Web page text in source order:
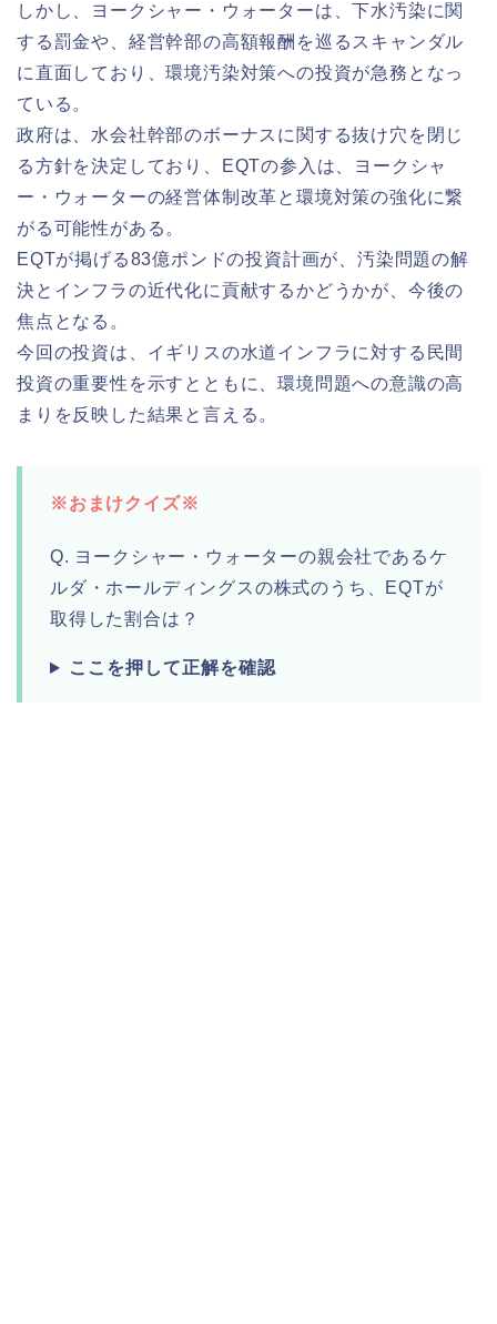
しかし、ヨークシャー・ウォーターは、下水汚染に関
する罰金や、経営幹部の高額報酬を巡るスキャンダル
に直面しており、環境汚染対策への投資が急務となっ
ている。
政府は、水会社幹部のボーナスに関する抜け穴を閉じ
る方針を決定しており、EQTの参入は、ヨークシャ
ー・ウォーターの経営体制改革と環境対策の強化に繋
がる可能性がある。
EQTが掲げる83億ポンドの投資計画が、汚染問題の解
決とインフラの近代化に貢献するかどうかが、今後の
焦点となる。
今回の投資は、イギリスの水道インフラに対する民間
投資の重要性を示すとともに、環境問題への意識の高
まりを反映した結果と言える。
※おまけクイズ※
Q. ヨークシャー・ウォーターの親会社であるケ
ルダ・ホールディングスの株式のうち、EQTが
取得した割合は？
ここを押して正解を確認